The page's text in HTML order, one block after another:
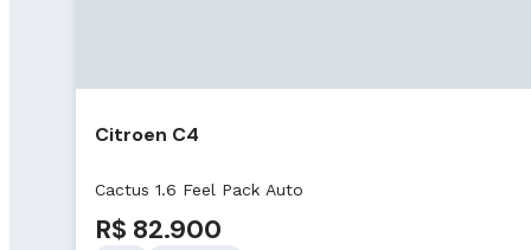
Citroen C4
Cactus 1.6 Feel Pack Auto
R$ 82.900